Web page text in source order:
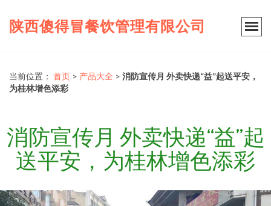
陕西傻得冒餐饮管理有限公司
当前位置： 首页 > 产品大全 > 消防宣传月 外卖快递“益”起送平安，
为桂林增色添彩
消防宣传月 外卖快递“益”起
送平安，为桂林增色添彩